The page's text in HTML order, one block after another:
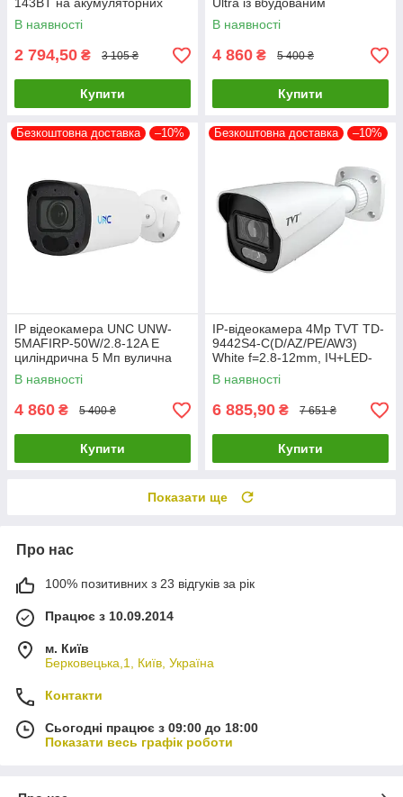
143BT на акумуляторних
батареях з підтримкою Tuya
Smart
В наявності
2 794,50 ₴ 3 105 ₴
Купити
Ultra із вбудованим
мікрофоном для системи
В наявності
4 860 ₴ 5 400 ₴
Купити
Безкоштовна доставка –10%
IP відеокамера UNC UNW-
5MAFIRP-50W/2.8-12A E
циліндрична 5 Мп вулична
для відеоспостереження з
моторизованим об'єктивом
В наявності
4 860 ₴ 5 400 ₴
Купити
Безкоштовна доставка –10%
IP-відеокамера 4Mp TVT TD-
9442S4-C(D/AZ/PE/AW3)
White f=2.8-12mm, ІЧ+LED-
підсвічування, з мікрофоном
В наявності
6 885,90 ₴ 7 651 ₴
Купити
Показати ще
Про нас
100% позитивних з 23 відгуків за рік
Працює з 10.09.2014
м. Київ
Берковецька,1, Київ, Україна
Контакти
Сьогодні працює з 09:00 до 18:00
Показати весь графік роботи